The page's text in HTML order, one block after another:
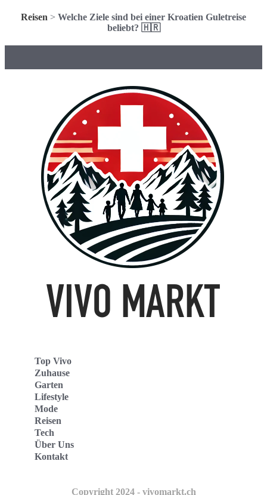
Reisen > Welche Ziele sind bei einer Kroatien Guletreise
beliebt? 🇭🇷
Top Vivo
Zuhause
Garten
Lifestyle
Mode
Reisen
Tech
Über Uns
Kontakt
Copyright 2024 - vivomarkt.ch